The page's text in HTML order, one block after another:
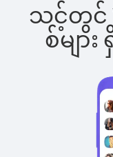
သင့်တွင်
စ်မျာ